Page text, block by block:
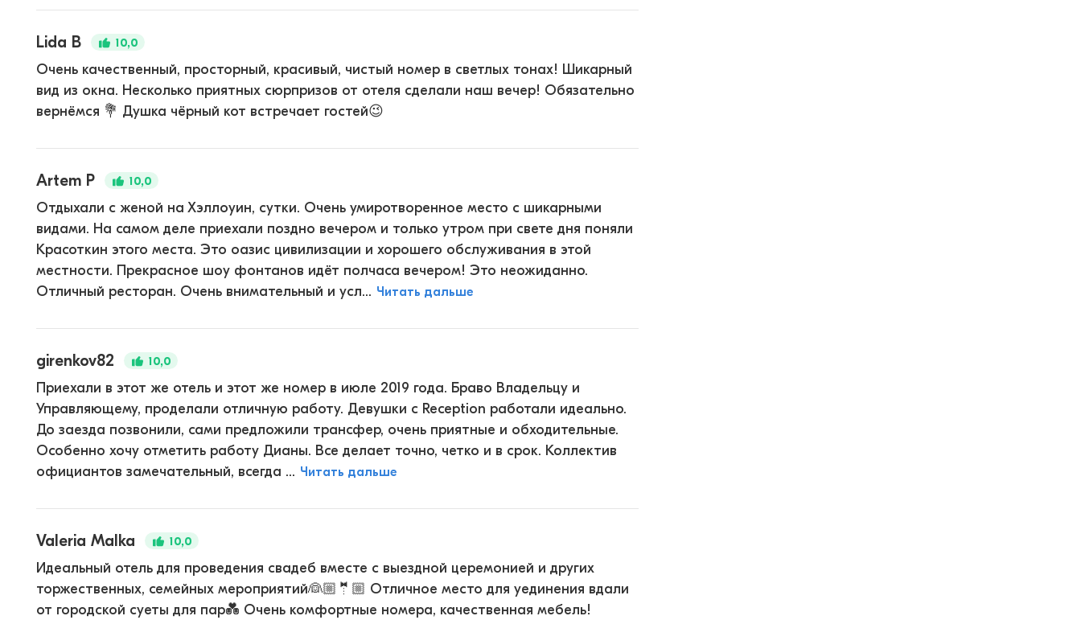
Lida B 10,0
Очень качественный, просторный, красивый, чистый номер в светлых тонах! Шикарный
вид из окна. Несколько приятных сюрпризов от отеля сделали наш вечер! Обязательно
вернёмся 💐 Душка чёрный кот встречает гостей😉
Artem P 10,0
Отдыхали с женой на Хэллоуин, сутки. Очень умиротворенное место с шикарными
видами. На самом деле приехали поздно вечером и только утром при свете дня поняли
Красоткин этого места. Это оазис цивилизации и хорошего обслуживания в этой
местности. Прекрасное шоу фонтанов идёт полчаса вечером! Это неожиданно.
Отличный ресторан. Очень внимательный и усл... Читать дальше
girenkov82 10,0
Приехали в этот же отель и этот же номер в июле 2019 года. Браво Владельцу и
Управляющему, проделали отличную работу. Девушки с Reception работали идеально.
До заезда позвонили, сами предложили трансфер, очень приятные и обходительные.
Особенно хочу отметить работу Дианы. Все делает точно, четко и в срок. Коллектив
официантов замечательный, всегда ... Читать дальше
Valeria Malka 10,0
Идеальный отель для проведения свадеб вместе с выездной церемонией и других
торжественных, семейных мероприятий👰🏼🤵🏼 Отличное место для уединения вдали
от городской суеты для пар💑 Очень комфортные номера, качественная мебель!